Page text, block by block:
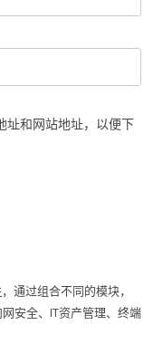
址和网站地址，以便下
，通过组合不同的模块，
网安全、IT资产管理、终端